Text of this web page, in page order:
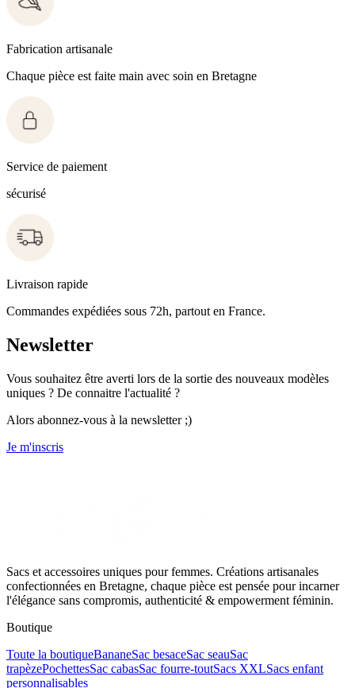
Fabrication artisanale
Chaque pièce est faite main avec soin en Bretagne
Service de paiement
sécurisé
Livraison rapide
Commandes expédiées sous 72h, partout en France.
Newsletter
Vous souhaitez être averti lors de la sortie des nouveaux modèles
uniques ? De connaitre l'actualité ?
Alors abonnez-vous à la newsletter ;)
Je m'inscris
Sacs et accessoires uniques pour femmes. Créations artisanales
confectionnées en Bretagne, chaque pièce est pensée pour incarner
l'élégance sans compromis, authenticité & empowerment féminin.
Boutique
Toute la boutiqueBananeSac besaceSac seauSac
trapèzePochettesSac cabasSac fourre-toutSacs XXLSacs enfant
personnalisables